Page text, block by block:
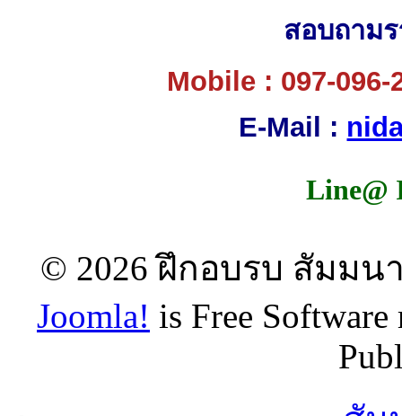
สอบถามร
Mobile : 097-096-
E-Mail :
© 2026 ฝึกอบรบ สัมมน
Joomla! is Free Software